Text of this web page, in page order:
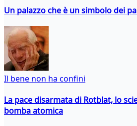
Un palazzo che è un simbolo dei
Il bene non ha confini
La pace disarmata di Rotblat, lo
bomba atomica